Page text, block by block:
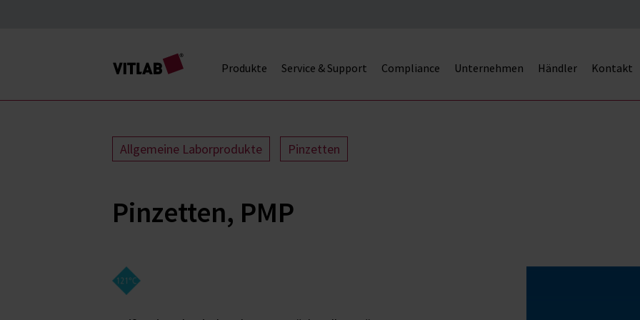
Produkte Service & Support Compliance Unternehmen Händler Kontakt
Allgemeine Laborprodukte Pinzetten
Pinzetten, PMP